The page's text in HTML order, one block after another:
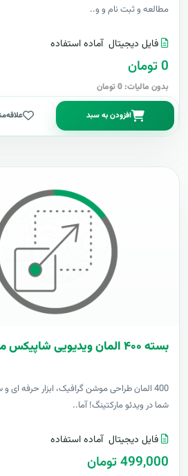
مطالعه و ثبت نام و و..
فایل دیجیتال آماده استفاده
0 تومان
بدون مالیات: 0 تومان
افزودن به سبد
بسته ۴۰۰ المان ویدیویی شاپیکس موشن گرافیک
400 المان طراحی موشن گرافیک، ابزار حرفه
شما در ویدئو مارکتینگ! آما..
فایل دیجیتال آماده استفاده
499,000 تومان